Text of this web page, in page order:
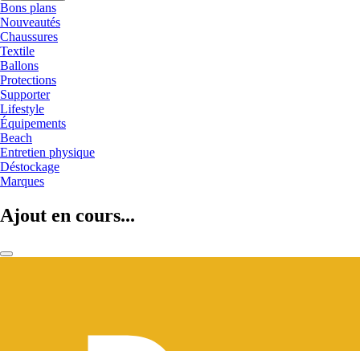
Bons plans
Nouveautés
Chaussures
Textile
Ballons
Protections
Supporter
Lifestyle
Équipements
Beach
Entretien physique
Déstockage
Marques
Ajout en cours...